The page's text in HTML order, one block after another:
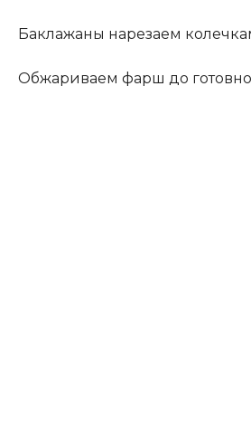
Баклажаны нарезаем
Обжариваем фарш до